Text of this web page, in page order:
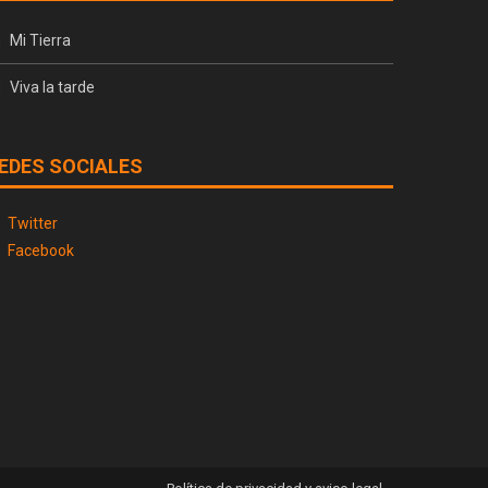
Mi Tierra
Viva la tarde
SOCIALES
Twitter
Facebook